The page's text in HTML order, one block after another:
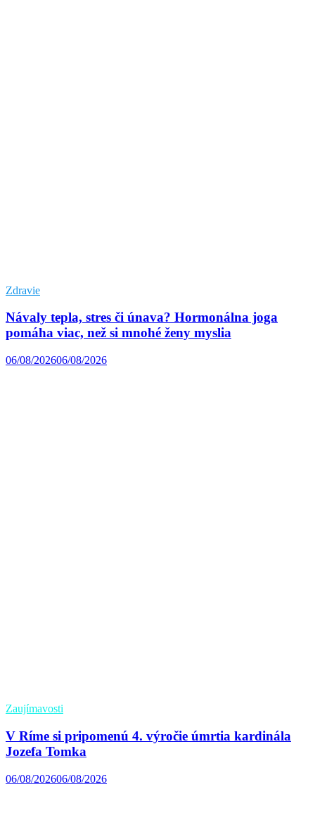
Zdravie
Návaly tepla, stres či únava? Hormonálna joga
pomáha viac, než si mnohé ženy myslia
06/08/202606/08/2026
Zaujímavosti
V Ríme si pripomenú 4. výročie úmrtia kardinála
Jozefa Tomka
06/08/202606/08/2026